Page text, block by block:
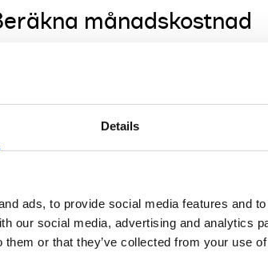
Details
ads, to provide social media features and
our social media, advertising and analytics
them or that they’ve collected from your use
månadskostnad
på BERÄKNA. Om du önskar justera
36 månader